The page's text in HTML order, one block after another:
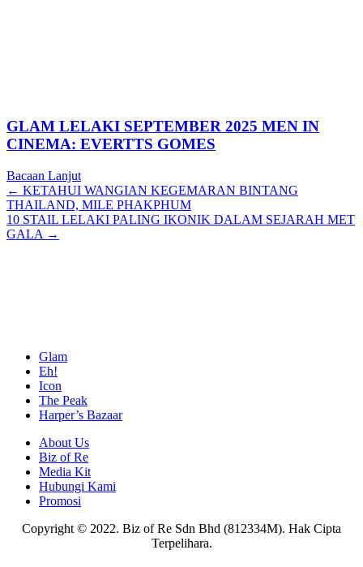
GLAM LELAKI SEPTEMBER 2025 MEN IN
CINEMA: EVERTTS GOMES
Bacaan Lanjut
Posts
navigation
← KETAHUI WANGIAN KEGEMARAN BINTANG
THAILAND, MILE PHAKPHUM
10 STAIL LELAKI PALING IKONIK DALAM SEJARAH MET
GALA →
Glam
Eh!
Icon
The Peak
Harper’s Bazaar
About Us
Biz of Re
Media Kit
Hubungi Kami
Promosi
Copyright © 2022. Biz of Re Sdn Bhd (812334M). Hak Cipta
Terpelihara.